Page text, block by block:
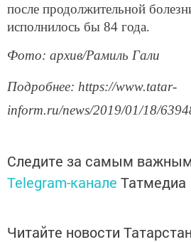
после продолжительной
исполнилось бы 84 года.
Фото: архив/Рамиль Гали
Подробнее: https://www.tatar-
inform.ru/news/2019/01/18/
Следите за самым
Telegram-канале Татмедиа
Читайте новости